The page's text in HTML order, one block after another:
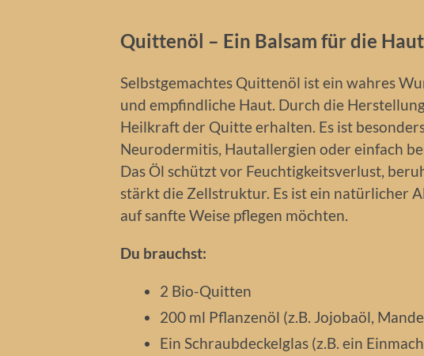
Quittenöl – Ein Balsam für die Haut
Selbstgemachtes Quittenöl ist ein wahres
und empfindliche Haut. Durch die
Heilkraft der Quitte erhalten. Es ist
Neurodermitis, Hautallergien oder einfach
Das Öl schützt vor Feuchtigkeitsverlust,
stärkt die Zellstruktur. Es ist ein natürlicher
auf sanfte Weise pflegen möchten.
Du brauchst:
2 Bio-Quitten
200 ml Pflanzenöl (z.B. Jojobaöl,
Ein Schraubdeckelglas (z.B. ein